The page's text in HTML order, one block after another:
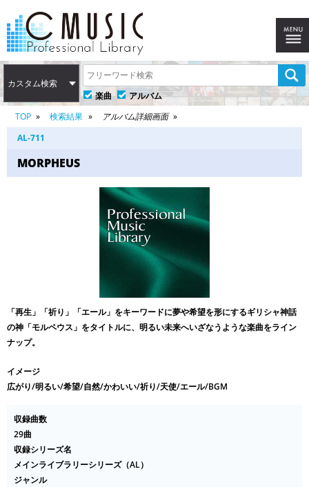
カスタム検索
楽曲
アルバム
TOP
検索結果
アルバム詳細画面
AL-711
MORPHEUS
「再生」「祈り」「エール」をキーワードに夢や希望を形にするギリシャ神話
の神「モルペウス」をタイトルに、明るい未来へいざなうような楽曲をライン
ナップ。
イメージ
広がり/明るい/希望/自然/かわいい/祈り/天使/エール/BGM
収録曲数
29曲
収録シリーズ名
メインライブラリーシリーズ（AL）
ジャンル